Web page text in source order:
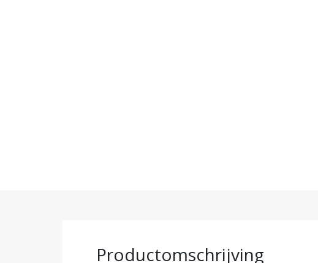
Productomschrijving